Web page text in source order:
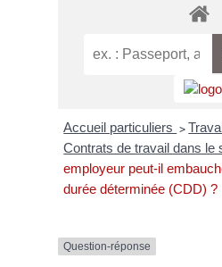
Accueil particuliers >
Contrats de travail dans le
employeur peut-il
durée déterminée (CDD) ?
Question-réponse